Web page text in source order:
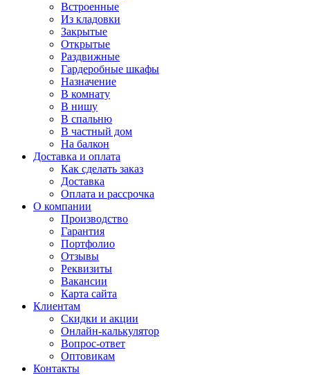
Встроенные
Из кладовки
Закрытые
Открытые
Раздвижные
Гардеробные шкафы
Назначение
В комнату
В нишу
В спальню
В частный дом
На балкон
Доставка и оплата
Как сделать заказ
Доставка
Оплата и рассрочка
О компании
Производство
Гарантия
Портфолио
Отзывы
Реквизиты
Вакансии
Карта сайта
Клиентам
Скидки и акции
Онлайн-калькулятор
Вопрос-ответ
Оптовикам
Контакты